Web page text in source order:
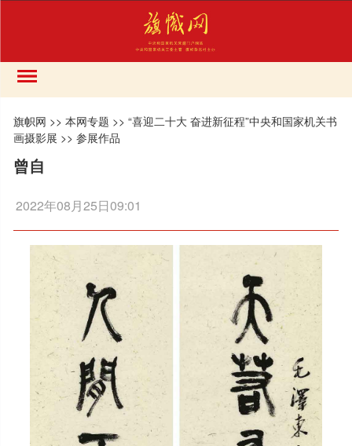
旗帜网 >>本网专题 >>“喜迎二十大 奋进新征程”中央和国家机关书
画摄影展 >>参展作品
曾自
2022年08月25日09:01